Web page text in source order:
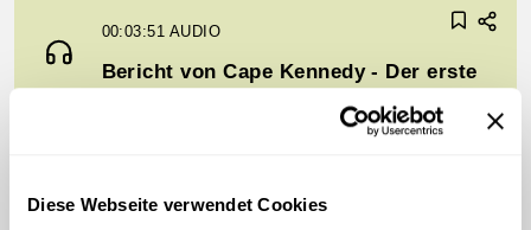
Diese Webseite verwendet Cookies
00:03:51 AUDIO
Bericht von Cape Kennedy - Der erste
00:04:02AUDIO